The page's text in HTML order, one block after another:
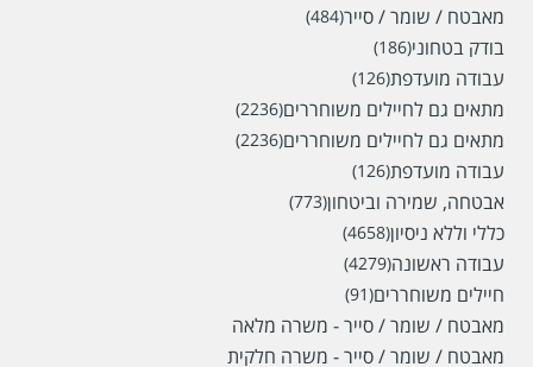
מאבטח / שומר / סייר(484)
בודק בטחוני(186)
עבודה מועדפת(126)
מתאים גם לחיילים משוחררים(2236)
מתאים גם לחיילים משוחררים(2236)
עבודה מועדפת(126)
אבטחה, שמירה וביטחון(773)
כללי וללא ניסיון(4658)
עבודה ראשונה(4279)
חיילים משוחררים(91)
מאבטח / שומר / סייר - משרה מלאה
מאבטח / שומר / סייר - משרה חלקית